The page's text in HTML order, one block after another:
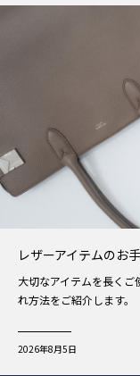
レザーアイテムのお
大切なアイテムを長く
れ方法をご紹介します。
2026年8月5日